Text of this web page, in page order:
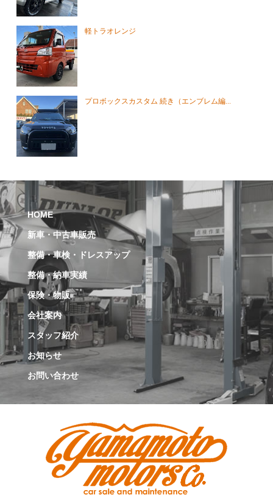
軽トラオレンジ
プロボックスカスタム 続き（エンブレム編...
HOME
新車・中古車販売
整備・車検・ドレスアップ
整備・納車実績
保険・物販
会社案内
スタッフ紹介
お知らせ
お問い合わせ